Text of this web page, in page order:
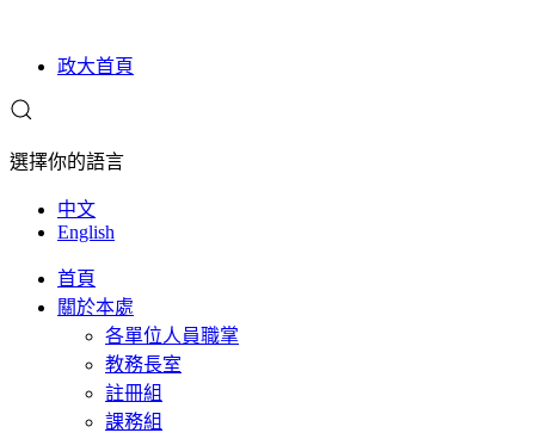
政大首頁
選擇你的語言
中文
English
首頁
關於本處
各單位人員職掌
教務長室
註冊組
課務組